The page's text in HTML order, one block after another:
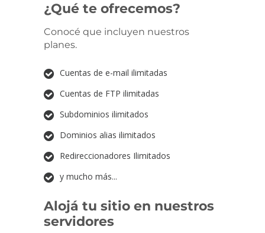
¿Qué te ofrecemos?
Conocé que incluyen nuestros
planes.
Cuentas de e-mail ilimitadas
Cuentas de FTP ilimitadas
Subdominios ilimitados
Dominios alias ilimitados
Redireccionadores Ilimitados
y mucho más...
Alojá tu sitio en nuestros
servidores